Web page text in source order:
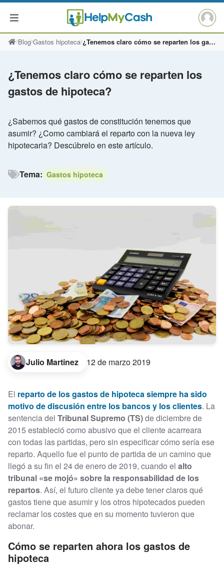
SaltarBlog Gastos hipoteca ¿Tenemos claro cómo se reparten los gastos de hipoteca?
¿Tenemos claro cómo se reparten los
gastos de hipoteca?
¿Sabemos qué gastos de constitución tenemos que
asumir? ¿Como cambiará el reparto con la nueva ley
hipotecaria? Descúbrelo en este artículo.
Tema: Gastos hipoteca
Julio Martinez 12 de marzo 2019
El reparto de los gastos de hipoteca siempre ha sido
motivo de discusión entre los bancos y los clientes. La
sentencia del Tribunal Supremo (TS)de diciembre de
2015 estableció como abusivo que el cliente acarreara
con todas las partidas, pero sin especificar cómo sería ese
reparto. Aquello fue el punto de partida de un camino que
llegó a su fin el 24 de enero de 2019, cuando el alto
tribunal «se mojó» sobre la responsabilidad de los
repartos. Así, el futuro cliente ya debe tener claros qué
gastos tiene que asumir y los otros hipotecados pueden
reclamar los costes que en su momento tuvieron que
abonar.
Cómo se reparten ahora los gastos de
hipoteca